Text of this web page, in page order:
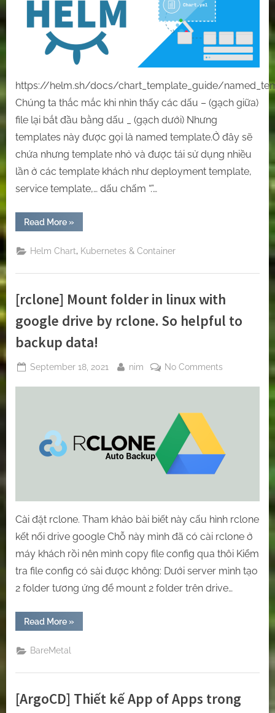
dưới),
dấu
chấm
“.”
trong
helm
https://helm.sh/docs/chart_template_guide/
Chúng ta thắc mắc khi nhìn thấy các dấu – (gạch giữa)
file lại bắt đầu bằng dấu _ (gạch dưới) Nhưng
templates này được gọi là named template.Ở đây sẽ
chứa nhưng template nhỏ và được tái sử dụng nhiều
lần ở các template khách như deployment template,
service template,… dấu chấm “.”…
Read More“[Helm
Chart]
hiểu
–
giữa),
dưới),
dấu
chấm
“.”
helm
chart”
»
Helm Chart Kubernetes & Container
[rclone] Mount folder in linux with
google drive by rclone. So helpful to
backup data!
Posted
September 18, 2021 By
nim No Commentson
with
google
So
helpful
to
data!
Cài đặt rclone. Tham khảo bài biết này cấu hình rclone
kết nối drive google Chỗ này mình đã có cài rclone ở
máy khách rồi nên mình copy file config qua thôi Kiểm
tra file config có sài được không: Dưới server mình tạo
2 folder tương ứng để mount 2 folder trên drive…
Read More“[rclone]
Mount
in
linux
google
rclone.
So
»
BareMetal
[ArgoCD] Thiết kế App of Apps trong